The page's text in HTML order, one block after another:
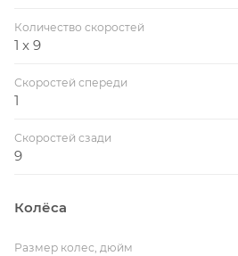
Количество скоростей
1 x 9
Скоростей спереди
1
Скоростей сзади
9
Колёса
Размер колес, дюйм